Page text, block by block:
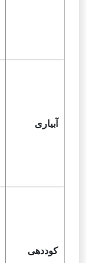
آبیاری
کوددهی